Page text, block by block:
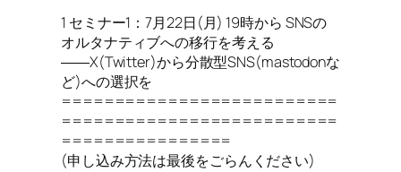
1 セミナー1：7月22日(月) 19時から SNSの
オルタナティブへの移行を考える
――X(Twitter)から分散型SNS(mastodonな
ど)への選択を
==========================
==========================
================
(申し込み方法は最後をごらんください)